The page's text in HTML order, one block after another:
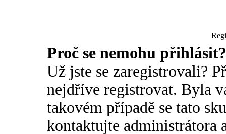
Proč se nemohu přihlásit?
Už jste se zaregistrovali?
nejdříve registrovat. Byla
takovém případě se tato
kontaktujte administrátora